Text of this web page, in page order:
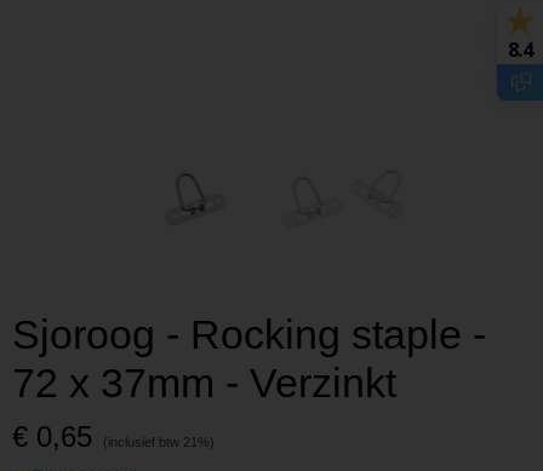
Sjoroog - Rocking staple -
72 x 37mm - Verzinkt
€ 0,65
8.4